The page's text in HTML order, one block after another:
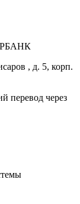
, д. 5, корп.
перевод через